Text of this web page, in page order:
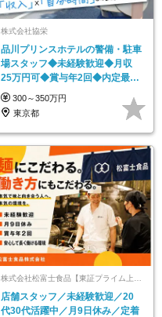
株式会社協栄
品川プリンスホテルの警備・駐車
場スタッフ◆未経験歓迎◆月収
25万円可◆賞与年2回◆内定最短
2週間！◆日勤のみ
300～350万円
東京都
店舗スタッフ／未経験歓迎／20
代30代活躍中／月9日休み／定着